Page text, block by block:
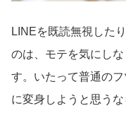
LINEを既読無視した
のは、モテを気にし
す。いたって普通の
に変身しようと思う